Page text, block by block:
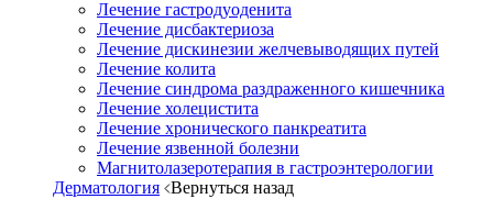
Лечение гастродуоденита
Лечение дисбактериоза
Лечение дискинезии желчевыводящих путей
Лечение колита
Лечение синдрома раздраженного кишечника
Лечение холецистита
Лечение хронического панкреатита
Лечение язвенной болезни
Магнитолазеротерапия в гастроэнтерологии
Дерматология Вернуться назад